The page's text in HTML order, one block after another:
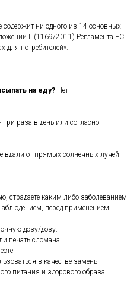
содержит ни одного из 14 основных
II (1169/2011) Регламента ЕС
потребителей».
на еду? Нет
раза в день или согласно
вдали от прямых солнечных лучей
страдаете каким-либо заболеванием
перед применением
дозу/дозу.
печать сломана.
в качестве замены
питания и здорового образа